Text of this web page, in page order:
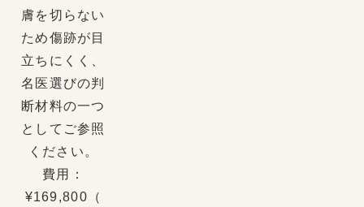
膚を切らない
ため傷跡が目
立ちにくく、
名医選びの判
断材料の一つ
としてご参照
ください。
費用：
¥169,800（